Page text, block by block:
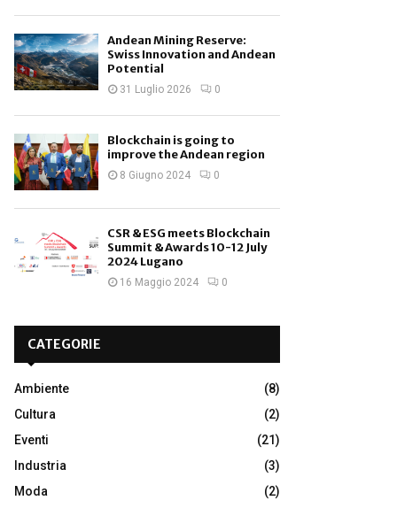
Andean Mining Reserve:
Swiss Innovation and Andean
Potential
31 Luglio 2026 0
Blockchain is going to
improve the Andean region
8 Giugno 2024 0
CSR & ESG meets Blockchain
Summit & Awards 10-12 July
2024 Lugano
16 Maggio 2024 0
CATEGORIE
Ambiente
(8)
Cultura
(2)
Eventi
(21)
Industria
(3)
Moda
(2)